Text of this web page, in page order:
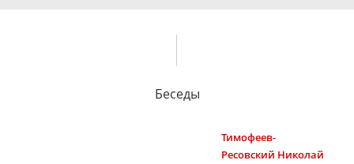
Беседы
Тимофеев-
Ресовский Николай